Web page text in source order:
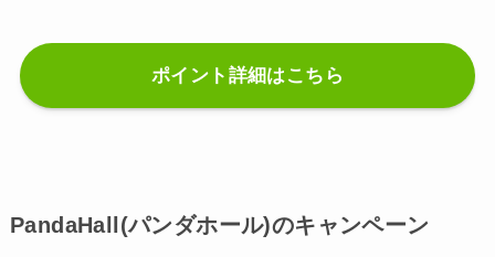
ポイント詳細はこちら
PandaHall(パンダホール)のキャンペーン